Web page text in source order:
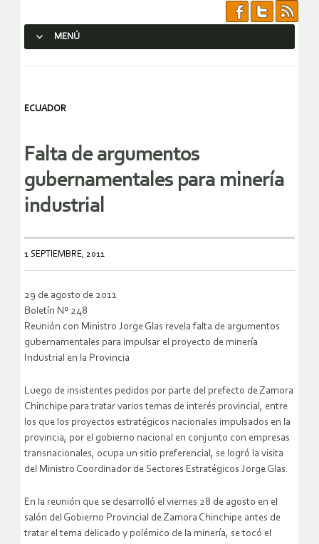
MENÚ
ECUADOR
Falta de argumentos
gubernamentales para minería
industrial
1 SEPTIEMBRE, 2011
29 de agosto de 2011
Boletín Nº 248
Reunión con Ministro Jorge Glas revela falta de argumentos
gubernamentales para impulsar el proyecto de minería
Industrial en la Provincia
Luego de insistentes pedidos por parte del prefecto de Zamora
Chinchipe para tratar varios temas de interés provincial, entre
los que los proyectos estratégicos nacionales impulsados en la
provincia, por el gobierno nacional en conjunto con empresas
transnacionales, ocupa un sitio preferencial, se logró la visita
del Ministro Coordinador de Sectores Estratégicos Jorge Glas.
En la reunión que se desarrolló el viernes 28 de agosto en el
salón del Gobierno Provincial de Zamora Chinchipe antes de
tratar el tema delicado y polémico de la minería, se tocó el